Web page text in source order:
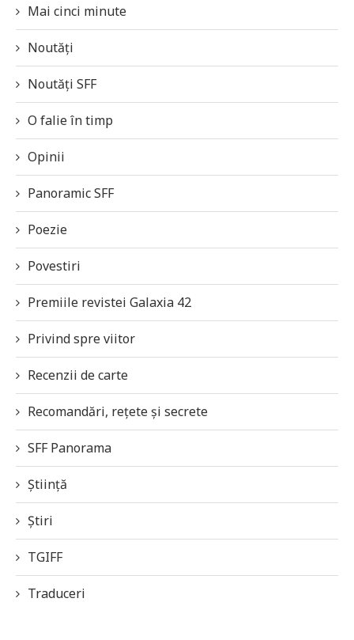
Mai cinci minute
Noutăți
Noutăți SFF
O falie în timp
Opinii
Panoramic SFF
Poezie
Povestiri
Premiile revistei Galaxia 42
Privind spre viitor
Recenzii de carte
Recomandări, rețete și secrete
SFF Panorama
Știință
Știri
TGIFF
Traduceri